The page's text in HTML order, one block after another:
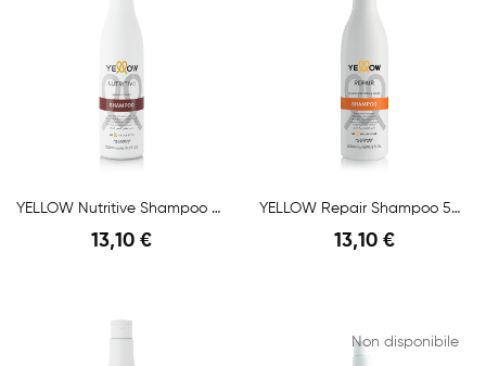
YELLOW Nutritive Shampoo 500ml
13,10 €
YELLOW Repair Shampoo 500ml
13,10 €
Non disponibile